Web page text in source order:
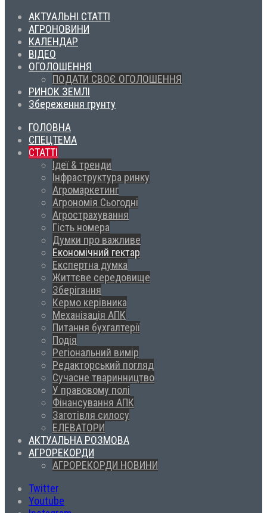
АКТУАЛЬНІ СТАТТІ
АГРОНОВИНИ
КАЛЕНДАР
ВІДЕО
ОГОЛОШЕННЯ
ПОДАТИ СВОЄ ОГОЛОШЕННЯ
РИНОК ЗЕМЛІ
Збереження грунту
ГОЛОВНА
СПЕЦТЕМА
СТАТТІ
Ідеї & тренди
Інфраструктура ринку
Агромаркетинг
Агрономія Сьогодні
Агрострахування
Гість номера
Думки про важливе
Економічний гектар
Експертна думка
Життєве середовище
Зберігання
Кермо керівника
Механізація АПК
Питання бухгалтерії
Подія
Регіональний вимір
Редакторський погляд
Сучасне тваринництво
У правовому полі
Фінансування АПК
Заготівля силосу
ЕЛЕВАТОРИ
АКТУАЛЬНА РОЗМОВА
АГРОРЕКОРДИ
АГРОРЕКОРДИ НОВИНИ
Twitter
Youtube